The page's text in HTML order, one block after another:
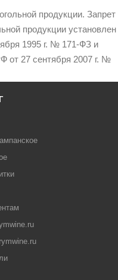
продукции. Запрет
продукции установлен
1995 г. № 171-ФЗ и
от 27 сентября 2007 г. №